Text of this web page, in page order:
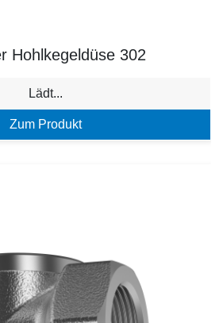
Hohlkegeldüse 302
Lädt...
Zum Produkt